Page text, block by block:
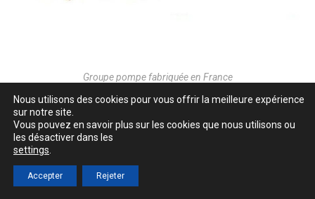
Groupe pompe fabriquée en France
Nous utilisons des cookies pour vous offrir la meilleure expérience
sur notre site.
Vous pouvez en savoir plus sur les cookies que nous utilisons ou
les désactiver dans les
settings
Accepter Rejeter